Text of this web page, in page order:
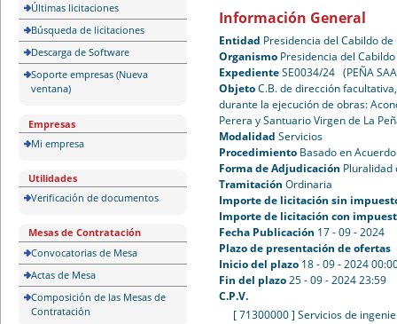
Últimas licitaciones
Búsqueda de licitaciones
Descarga de Software
Soporte empresas (Nueva
ventana)
Empresas
Mi empresa
Utilidades
Verificación de documentos
Mesas de Contratación
Convocatorias de Mesa
Actas de Mesa
Composición de las Mesas de
Contratación
Información General
Entidad Presidencia del Cabildo
Organismo Presidencia del
ExpedienteSE0034/24 (PEÑA
ObjetoC.B. de dirección
durante la ejecución de obras:
Perera y Santuario Virgen de La
Modalidad Servicios
Procedimiento Basado en
Forma de Adjudicación Pluralidad
Tramitación Ordinaria
Importe de licitación sin
Importe de licitación con
Fecha Publicación 17 - 09 - 2024
Plazo de presentación de ofertas
Inicio del plazo 18 - 09 - 2024
Fin del plazo25 - 09 - 2024 23:59
C.P.V.
[ 71300000 ] Servicios de